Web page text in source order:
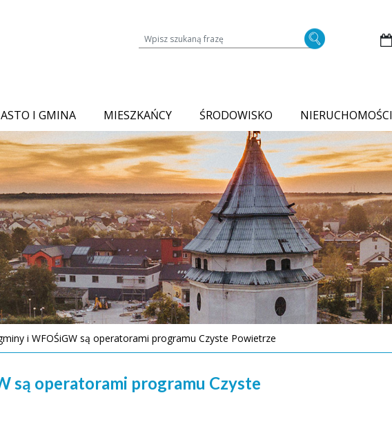
Wyszukiwarka treści na stronie
I GMINA MIESZKAŃCY ŚRODOWISKO NIERUCHOMOŚCI
i WFOŚiGW są operatorami programu Czyste Powietrze
są operatorami programu Czyste